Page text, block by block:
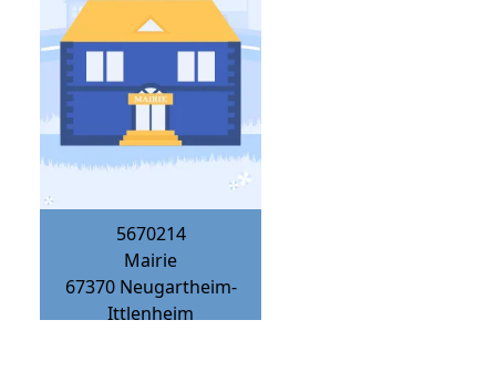
5670214
Mairie
67370 Neugartheim-
Ittlenheim